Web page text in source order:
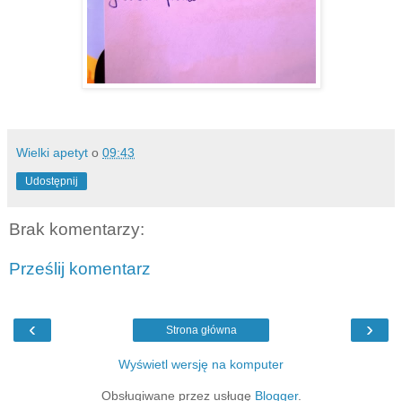
Wielki apetyt o 09:43
Udostępnij
Brak komentarzy:
Prześlij komentarz
‹ ›
Strona główna
Wyświetl wersję na komputer
Obsługiwane przez usługę Blogger.